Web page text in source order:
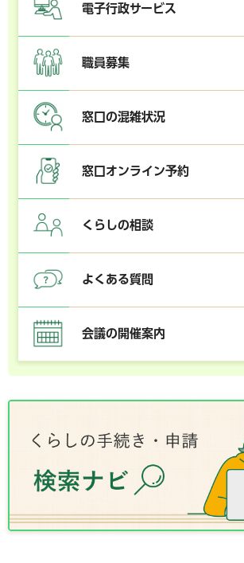
電子行政サービス
職員募集
窓口の混雑状況
窓口オンライン予約
くらしの相談
よくある質問
会議の開催案内